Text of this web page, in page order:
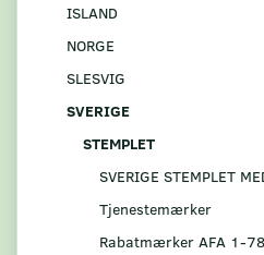
ISLAND
NORGE
SLESVIG
SVERIGE
STEMPLET
SVERIGE STEMPLET
Tjenestemærker
Rabatmærker AFA 1-78